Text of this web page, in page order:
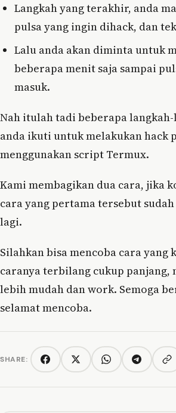
Langkah yang terakhir, anda
pulsa yang ingin dihack, dan
Lalu anda akan diminta untuk
beberapa menit saja sampai
masuk.
Nah itulah tadi beberapa
anda ikuti untuk melakukan hack
menggunakan script Termux.
Kami membagikan dua cara, jika
cara yang pertama tersebut
lagi.
Silahkan bisa mencoba cara yang
caranya terbilang cukup panjang,
lebih mudah dan work. Semoga
selamat mencoba.
SHARE: FacebookTwitter/XWhatsAppTelegram